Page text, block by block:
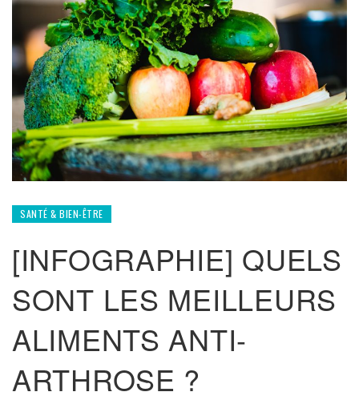
SANTÉ & BIEN-ÊTRE
[INFOGRAPHIE] QUELS
SONT LES MEILLEURS
ALIMENTS ANTI-
ARTHROSE ?